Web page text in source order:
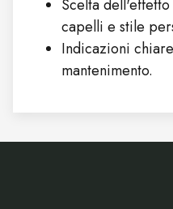
Scelta
capelli e stile
Indicazioni
mantenimento.